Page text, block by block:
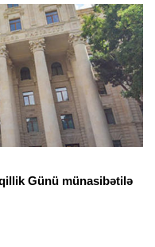
Günü münasibətilə